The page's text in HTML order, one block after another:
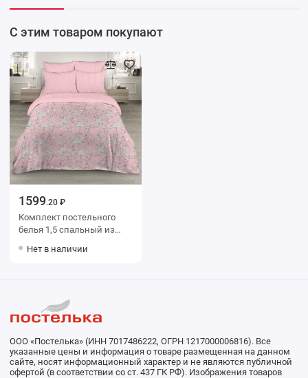
С этим товаром покупают
1599.20 ₽
Комплект постельного
белья 1,5 спальный из
70х70 2 шт Цветы
Нет в наличии
ООО «Постелька» (ИНН 7017486222, ОГРН 1217000006816). Все
указанные цены и информация о товаре размещенная на данном
сайте, носят информационный характер и не являются публичной
офертой (в соответствии со ст. 437 ГК РФ). Изображения товаров